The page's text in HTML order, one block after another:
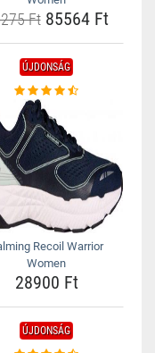
Ft85564 Ft
ÚJDONSÁG
Recoil Warrior
Women
28900 Ft
ÚJDONSÁG